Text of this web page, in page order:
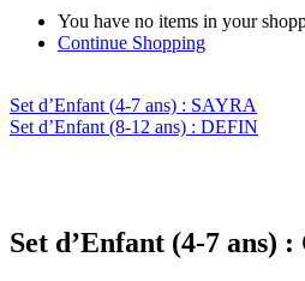
You have no items in your
Continue Shopping
Set d’Enfant (4-7 ans) : SAYRA
Set d’Enfant (8-12 ans) : DEFIN
Set d’Enfant (4-7 ans)